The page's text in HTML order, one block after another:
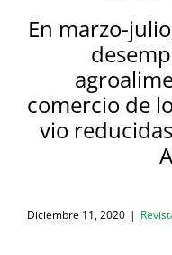
En marzo-
comercio de
vio
Diciembre 11, 2020 |